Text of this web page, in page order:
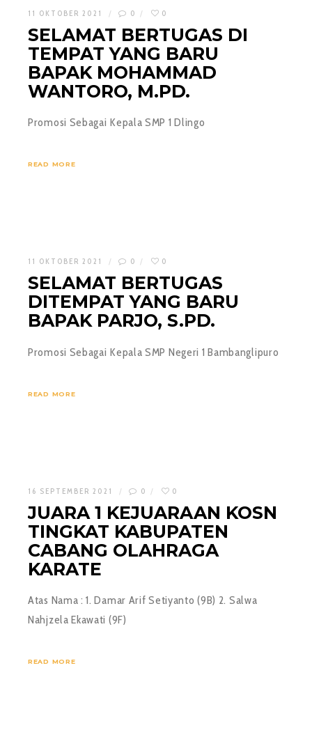
11 OKTOBER 2021 0 0
SELAMAT BERTUGAS DI
TEMPAT YANG BARU
BAPAK MOHAMMAD
WANTORO, M.PD.
Promosi Sebagai Kepala SMP 1 Dlingo
READ MORE
11 OKTOBER 2021 0 0
SELAMAT BERTUGAS
DITEMPAT YANG BARU
BAPAK PARJO, S.PD.
Promosi Sebagai Kepala SMP Negeri 1 Bambanglipuro
READ MORE
16 SEPTEMBER 2021 0 0
JUARA 1 KEJUARAAN KOSN
TINGKAT KABUPATEN
CABANG OLAHRAGA
KARATE
Atas Nama : 1. Damar Arif Setiyanto (9B) 2. Salwa
Nahjzela Ekawati (9F)
READ MORE